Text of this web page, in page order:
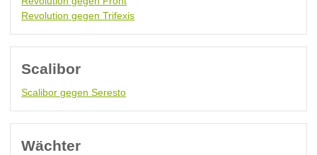
Revolution gegen Trifexis
Scalibor
Scalibor gegen Seresto
Wächter